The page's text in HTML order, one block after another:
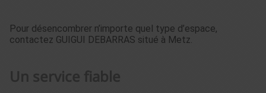
Pour désencombrer n’importe quel type d’espace,
contactez GUIGUI DEBARRAS situé à Metz.
Un service fiable